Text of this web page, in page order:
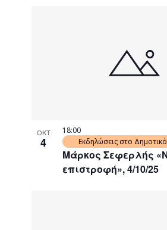
ΟΚΤ
4
Μάρκος Σεφερλής
επιστροφή», 4/10/25
18:00
Εκδηλώσεις στο